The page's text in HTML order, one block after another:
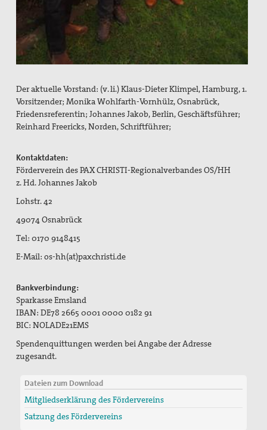
Der aktuelle Vorstand: (v. li.) Klaus-Dieter Klimpel, Hamburg, 1.
Vorsitzender; Monika Wohlfarth-Vornhülz, Osnabrück,
Friedensreferentin; Johannes Jakob, Berlin, Geschäftsführer;
Reinhard Freericks, Norden, Schriftführer;
Kontaktdaten:
Förderverein des PAX CHRISTI-Regionalverbandes OS/HH
z. Hd. Johannes Jakob
Lohstr. 42
49074 Osnabrück
Tel: 0170 9148415
E-Mail: os-hh(at)paxchristi.de
Bankverbindung:
Sparkasse Emsland
IBAN: DE78 2665 0001 0000 0182 91
BIC: NOLADE21EMS
Spendenquittungen werden bei Angabe der Adresse
zugesandt.
Dateien zum Download
Mitgliedserklärung des Fördervereins
Satzung des Fördervereins